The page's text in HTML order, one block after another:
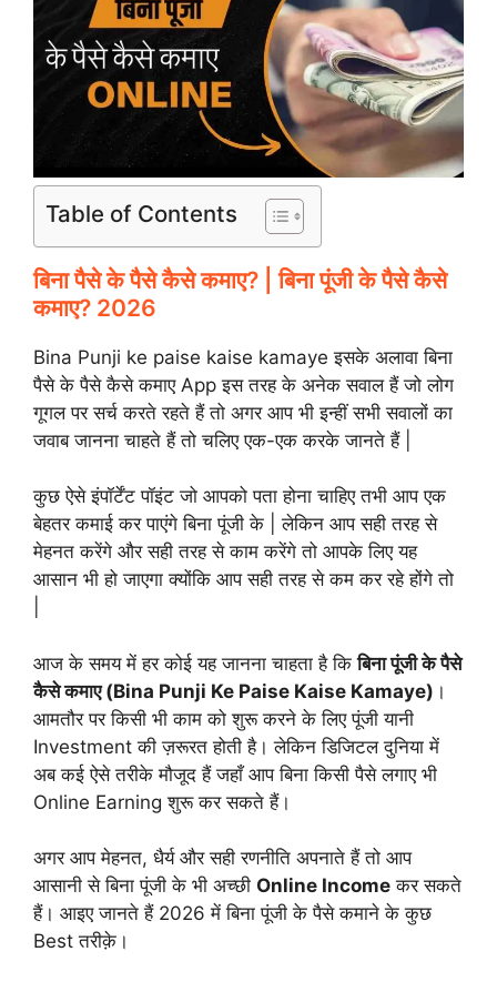
Table of Contents
बिना पैसे के पैसे कैसे कमाए? | बिना पूंजी के पैसे कैसे
कमाए? 2026
Bina Punji ke paise kaise kamaye इसके अलावा बिना
पैसे के पैसे कैसे कमाए App इस तरह के अनेक सवाल हैं जो लोग
गूगल पर सर्च करते रहते हैं तो अगर आप भी इन्हीं सभी सवालों का
जवाब जानना चाहते हैं तो चलिए एक-एक करके जानते हैं |
कुछ ऐसे इंपॉर्टेंट पॉइंट जो आपको पता होना चाहिए तभी आप एक
बेहतर कमाई कर पाएंगे बिना पूंजी के | लेकिन आप सही तरह से
मेहनत करेंगे और सही तरह से काम करेंगे तो आपके लिए यह
आसान भी हो जाएगा क्योंकि आप सही तरह से कम कर रहे होंगे तो
आज के समय में हर कोई यह जानना चाहता है किबिना पूंजी के पैसे
कैसे कमाए (Bina Punji Ke Paise Kaise Kamaye) ।
आमतौर पर किसी भी काम को शुरू करने के लिए पूंजी यानी
Investment की ज़रूरत होती है। लेकिन डिजिटल दुनिया में
अब कई ऐसे तरीके मौजूद हैं जहाँ आप बिना किसी पैसे लगाए भी
Online Earning शुरू कर सकते हैं।
अगर आप मेहनत, धैर्य और सही रणनीति अपनाते हैं तो आप
आसानी से बिना पूंजी के भी अच्छी Online Income कर सकते
हैं। आइए जानते हैं 2026 में बिना पूंजी के पैसे कमाने के कुछ
Best तरीक़े।